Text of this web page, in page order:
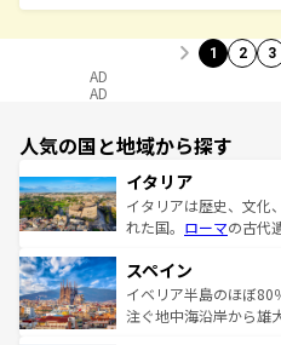
1 2 3
AD
AD
人気の国と地域から探す
イタリア
イタリアは歴史、文化
れた国。 ローマの古代
ろん、トスカーナの美
景など、自然景観も見
ピザやパスタなど、絶
スペイン
イベリア半島のほぼ80
注ぐ地中海沿岸から雄